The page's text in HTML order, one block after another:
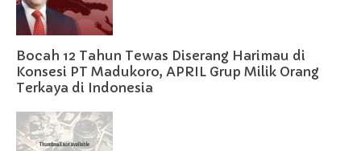
Bocah 12 Tahun Tewas Diserang Harimau di
Konsesi PT Madukoro, APRIL Grup Milik Orang
Terkaya di Indonesia